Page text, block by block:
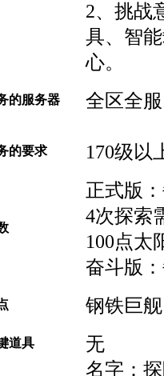
2、挑战
具、智
心。
的服务器 全区全服
的要求 170级以
正式版
4次探索
100点太
奋斗版
钢铁巨
道具 无
名字：